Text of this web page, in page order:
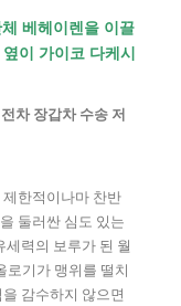
베헤이렌을 이끌
이 가이코 다케시
차 장갑차 수송 저
한적이나마 찬반
둘러싼 심도 있는
력의 보루가 된 월
로기가 맹위를 떨치
감수하지 않으면